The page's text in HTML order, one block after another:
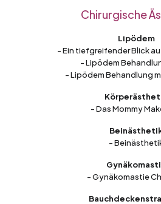
Chirurgische
Lipödem
- Ein tiefgreifender Blick
- Lipödem
- Lipödem Behandlung
- Das Mommy
-
- Gynäkomastie